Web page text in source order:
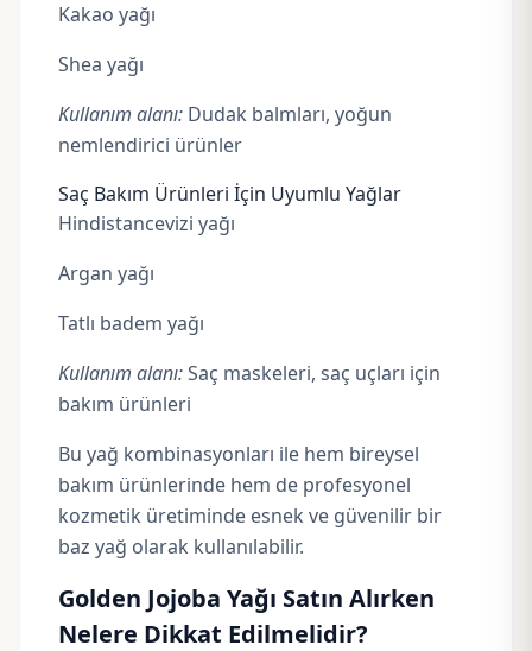
Kakao yağı
Shea yağı
Kullanım alanı: Dudak balmları, yoğun
nemlendirici ürünler
Saç Bakım Ürünleri İçin Uyumlu Yağlar
Hindistancevizi yağı
Argan yağı
Tatlı badem yağı
Kullanım alanı:Saç maskeleri, saç uçları için
bakım ürünleri
Bu yağ kombinasyonları ile hem bireysel
bakım ürünlerinde hem de profesyonel
kozmetik üretiminde esnek ve güvenilir bir
baz yağ olarak kullanılabilir.
Golden Jojoba Yağı Satın Alırken
Nelere Dikkat Edilmelidir?